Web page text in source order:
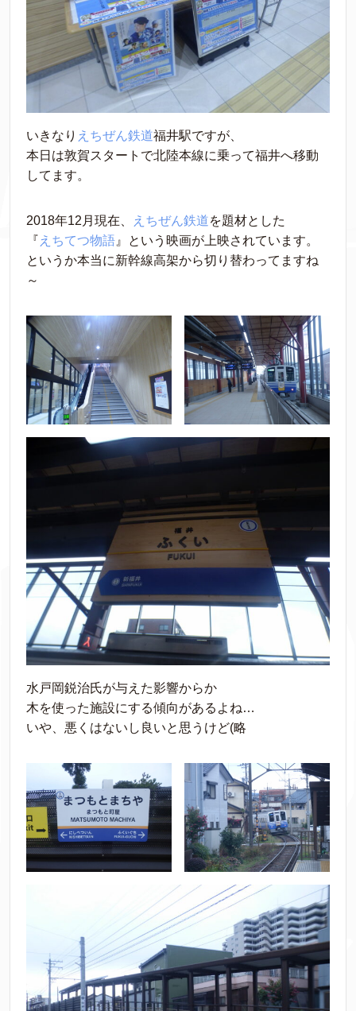
いきなり えちぜん鉄道福井駅ですが、
本日は敦賀スタートで北陸本線に乗って福井へ移動
してます。
2018年12月現在、 えちぜん鉄道を題材とした
『 えちてつ物語 』という映画が上映されています。
というか本当に新幹線高架から切り替わってますね
～
水戸岡鋭治氏が与えた影響からか
木を使った施設にする傾向があるよね…
いや、悪くはないし良いと思うけど(略